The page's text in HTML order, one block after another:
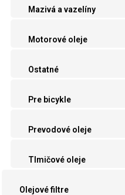
Mazivá a vazelíny
Motorové oleje
Ostatné
Pre bicykle
Prevodové oleje
Tlmičové oleje
Olejové filtre